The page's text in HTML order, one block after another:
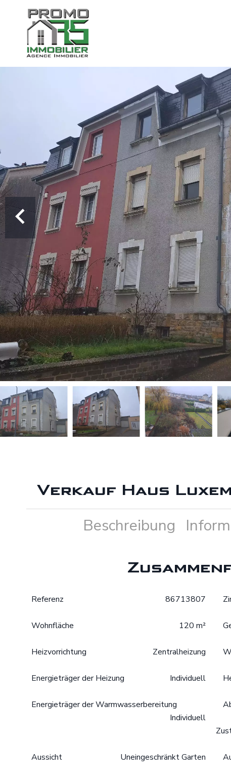
Verkauf Haus
Beschreibung
Referenz 86713807
Wohnfläche 120 m²
Heizvorrichtung Zentralheizung
Energieträger der Heizung Individuell
Energieträger der Warmwasserbereitung
Individuell
Aussicht Uneingeschränkt Garten